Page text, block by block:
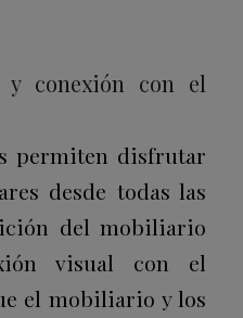
y conexión con el
permiten disfrutar
desde todas las
del mobiliario
visual con el
el mobiliario y los